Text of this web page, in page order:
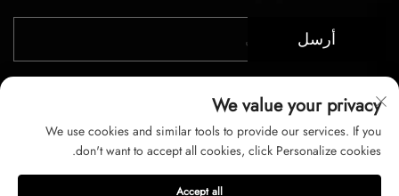
أرسل
We value your privacy
We use cookies and similar tools to provide our services. If you
don't want to accept all cookies, click Personalize cookies.
Accept all